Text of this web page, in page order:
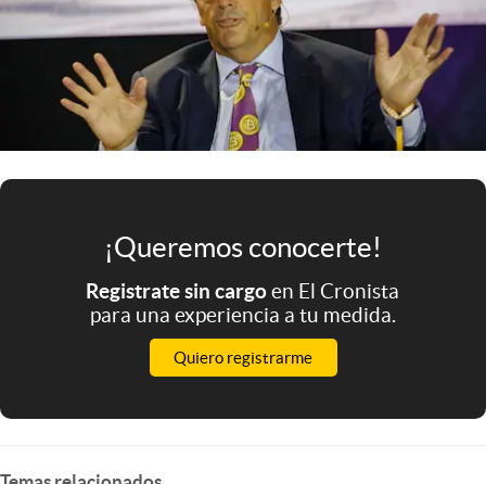
Mundial 2026
Eventos Corporativos
El Cronista Studio
abre en nueva pestaña
¡Queremos conocerte!
Registrate sin cargoen El Cronista
para una experiencia a tu medida.
Quiero registrarme